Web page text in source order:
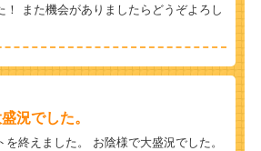
！ また機会がありましたらどうぞよろし
況でした。
終えました。 お陰様で大盛況でした。